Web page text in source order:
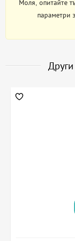
Моля, опитайте
параметри